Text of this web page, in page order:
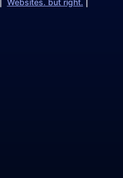
Websites. but right.